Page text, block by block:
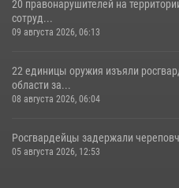
20 правонарушителей на
сотруд...
09 августа 2026, 06:13
22 единицы оружия изъяли
области за...
08 августа 2026, 06:04
Росгвардейцы задержали
05 августа 2026, 12:53